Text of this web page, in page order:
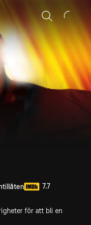
Sök
7.7
för att bli en